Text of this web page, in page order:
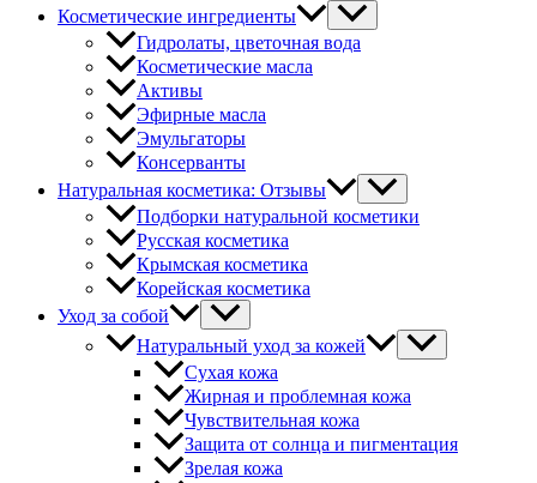
Косметические ингредиенты
Гидролаты, цветочная вода
Косметические масла
Активы
Эфирные масла
Эмульгаторы
Консерванты
Натуральная косметика: Отзывы
Подборки натуральной косметики
Русская косметика
Крымская косметика
Корейская косметика
Уход за собой
Натуральный уход за кожей
Сухая кожа
Жирная и проблемная кожа
Чувствительная кожа
Защита от солнца и пигментация
Зрелая кожа